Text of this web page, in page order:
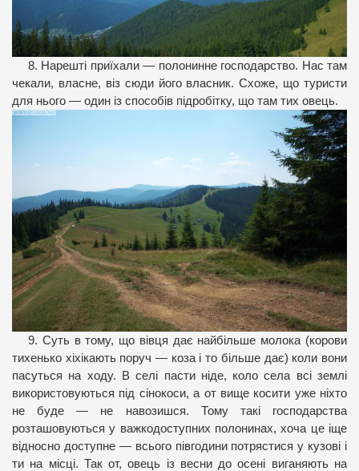
8. Нарешті приїхали — полонинне господарство. Нас там
чекали, власне, віз сюди його власник. Схоже, що туристи
для нього — один із способів підробітку, що там тих овець.
9. Суть в тому, що вівця дає найбільше молока (корови
тихенько хіхікають поруч — коза і то більше дає) коли вони
пасуться на ходу. В селі пасти ніде, коло села всі землі
використовуються під сінокоси, а от вище косити уже ніхто
не буде — не навозишся. Тому такі господарства
розташовуються у важкодоступних полонинах, хоча це іще
відносно доступне — всього півгодини потрястися у кузові і
ти на місці. Так от, овець із весни до осені виганяють на